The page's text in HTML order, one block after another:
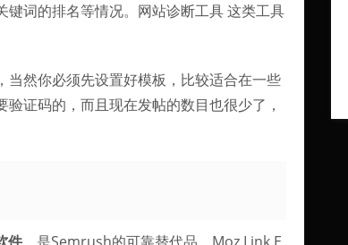
词的排名等情况。网站诊断工具 这类工具
然你必须先设置好模板，比较适合在一些
证码的，而且现在发帖的数目也很少了，